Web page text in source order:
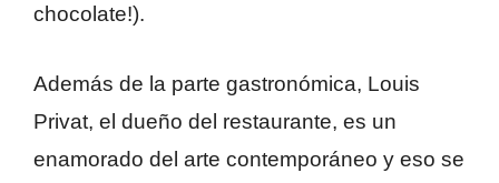
chocolate!).
Además de la parte gastronómica, Louis
Privat, el dueño del restaurante, es un
enamorado del arte contemporáneo y eso se